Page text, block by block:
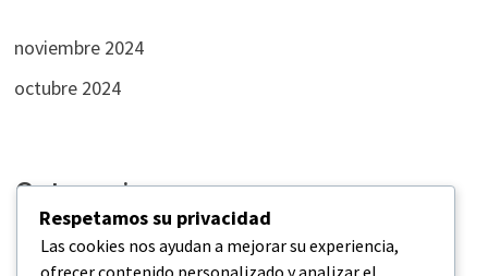
noviembre 2024
octubre 2024
Categories
Empresas
Respetamos su privacidad
Las cookies nos ayudan a mejorar su experiencia,
ofrecer contenido personalizado y analizar el